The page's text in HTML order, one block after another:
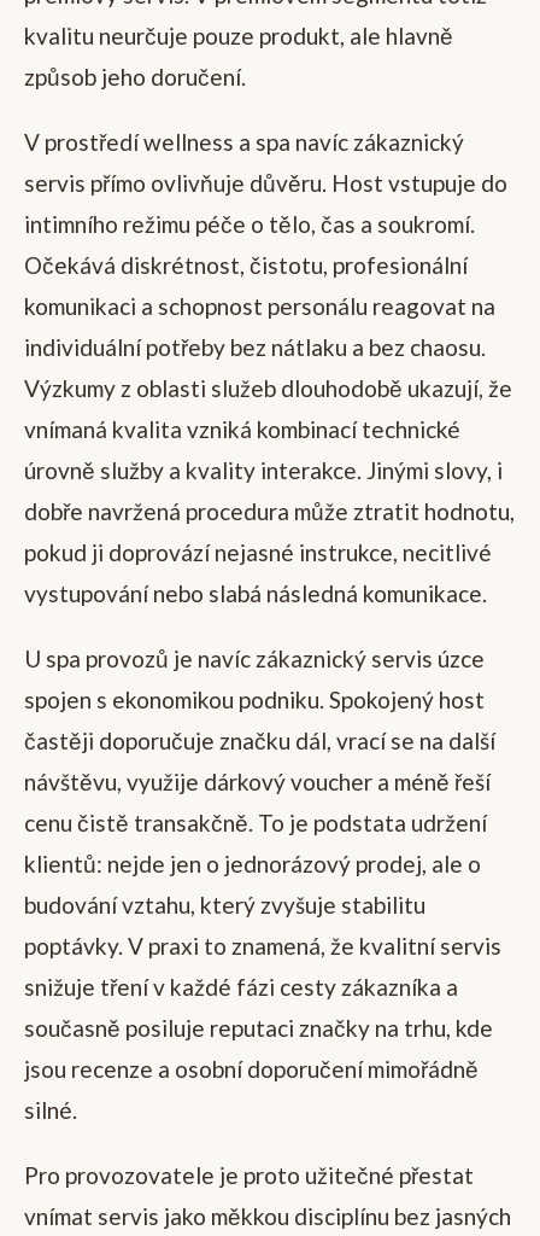
kvalitu neurčuje pouze produkt, ale hlavně
způsob jeho doručení.
V prostředí wellness a spa navíc zákaznický
servis přímo ovlivňuje důvěru. Host vstupuje do
intimního režimu péče o tělo, čas a soukromí.
Očekává diskrétnost, čistotu, profesionální
komunikaci a schopnost personálu reagovat na
individuální potřeby bez nátlaku a bez chaosu.
Výzkumy z oblasti služeb dlouhodobě ukazují, že
vnímaná kvalita vzniká kombinací technické
úrovně služby a kvality interakce. Jinými slovy, i
dobře navržená procedura může ztratit hodnotu,
pokud ji doprovází nejasné instrukce, necitlivé
vystupování nebo slabá následná komunikace.
U spa provozů je navíc zákaznický servis úzce
spojen s ekonomikou podniku. Spokojený host
častěji doporučuje značku dál, vrací se na další
návštěvu, využije dárkový voucher a méně řeší
cenu čistě transakčně. To je podstata udržení
klientů: nejde jen o jednorázový prodej, ale o
budování vztahu, který zvyšuje stabilitu
poptávky. V praxi to znamená, že kvalitní servis
snižuje tření v každé fázi cesty zákazníka a
současně posiluje reputaci značky na trhu, kde
jsou recenze a osobní doporučení mimořádně
silné.
Pro provozovatele je proto užitečné přestat
vnímat servis jako měkkou disciplínu bez jasných